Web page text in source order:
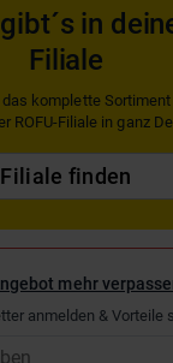
in
Filiale
komplette
ROFU-Filiale in ganz
Filiale finden
mehr
anmelden & Vorteile